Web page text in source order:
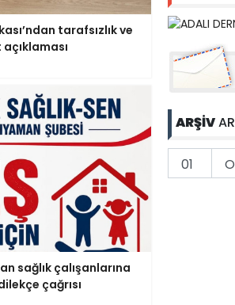
tarafsızlık ve
sağlık çalışanlarına
çağrısı
ARŞİV